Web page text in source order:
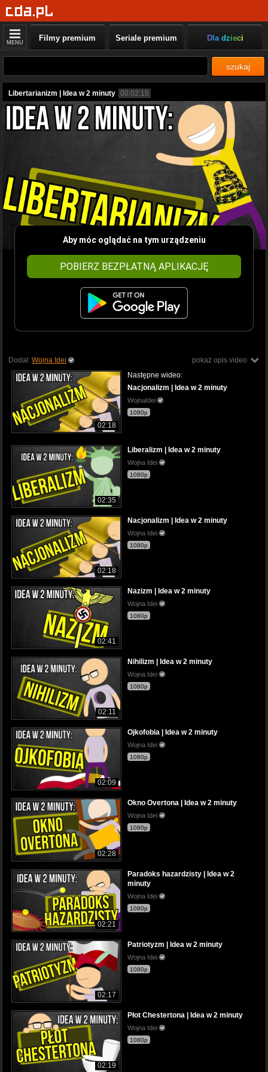
MENU Filmy premium Seriale premium Dla dzieci
szukaj
Libertarianizm | Idea w 2 minuty 00:02:15
Aby móc oglądać na tym urządzeniu
POBIERZ BEZPŁATNĄ APLIKACJĘ
pokaż opis video
Dodał: Wojna Idei
02:18
Następne wideo:
Nacjonalizm | Idea w 2 minuty
WojnaIdei
1080p
02:35
Liberalizm | Idea w 2 minuty
Wojna Idei
1080p
02:18
Nacjonalizm | Idea w 2 minuty
Wojna Idei
1080p
02:41
Nazizm | Idea w 2 minuty
Wojna Idei
1080p
02:11
Nihilizm | Idea w 2 minuty
Wojna Idei
1080p
02:09
Ojkofobia | Idea w 2 minuty
Wojna Idei
1080p
02:28
Okno Overtona | Idea w 2 minuty
Wojna Idei
1080p
02:21
Paradoks hazardzisty | Idea w 2
minuty
Wojna Idei
1080p
02:17
Patriotyzm | Idea w 2 minuty
Wojna Idei
1080p
02:19
Płot Chestertona | Idea w 2 minuty
Wojna Idei
1080p